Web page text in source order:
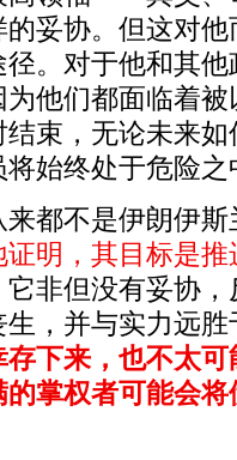
妥协。但这对
。对于他和其
为他们都面临着
结束，无论未来
始终处于危险之
都不是伊朗伊
证明，其目标是
它非但没有妥协
，并与实力远
下来，也不太
的掌权者可能会